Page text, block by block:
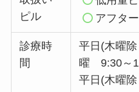
ピル
アフタ
診療時
間
平日(木曜
曜 9:30～
平日(木曜